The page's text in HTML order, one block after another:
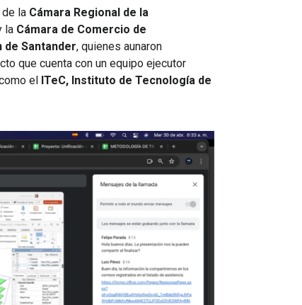
la Cámara Regional de la
la Cámara de Comercio de
Santander, quienes aunaron
que cuenta con un equipo ejecutor
el
ITeC, Instituto de Tecnología de